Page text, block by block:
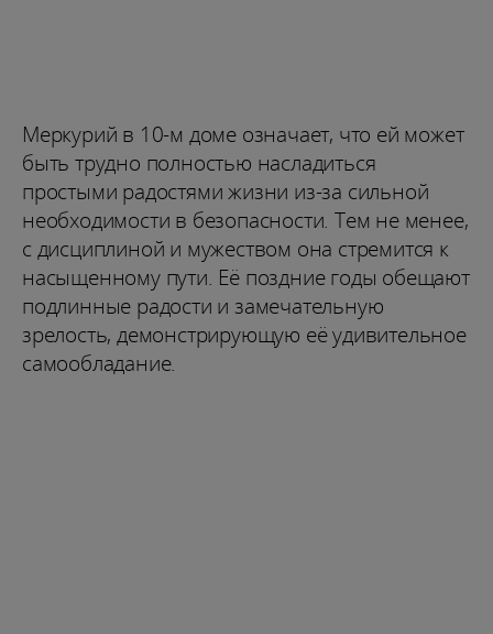
Меркурий в 10-м доме означает, что ей может
быть трудно полностью насладиться
простыми радостями жизни из-за сильной
необходимости в безопасности. Тем не менее,
с дисциплиной и мужеством она стремится к
насыщенному пути. Её поздние годы обещают
подлинные радости и замечательную
зрелость, демонстрирующую её удивительное
самообладание.